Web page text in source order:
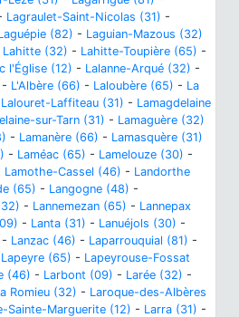
Lagraulet-Saint-Nicolas (31) -
(82) - Laguian-Mazous (32)
Lahitte (32) - Lahitte-Toupière (65) -
l'Église (12) - Lalanne-Arqué (32) -
- L'Albère (66) - Laloubère (65) - La
Lalouret-Laffiteau (31) - Lamagdelaine
sur-Tarn (31) - Lamaguère (32)
- Lamanère (66) - Lamasquère (31)
- Laméac (65) - Lamelouze (30) -
Lamothe-Cassel (46) - Landorthe
(65) - Langogne (48) -
- Lannemezan (65) - Lannepax
- Lanta (31) - Lanuéjols (30) -
- Lanzac (46) - Laparrouquial (81) -
Lapeyre (65) - Lapeyrouse-Fossat
(46) - Larbont (09) - Larée (32) -
Romieu (32) - Laroque-des-Albères
Sainte-Marguerite (12) - Larra (31) -